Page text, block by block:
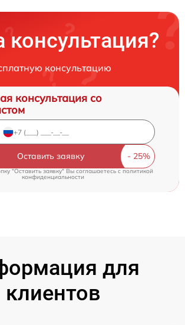
консультацию
консультация со
Оставить заявку
"Оставить заявку" Вы соглашаетесь c политикой
конфиденциальности
для
клиентов